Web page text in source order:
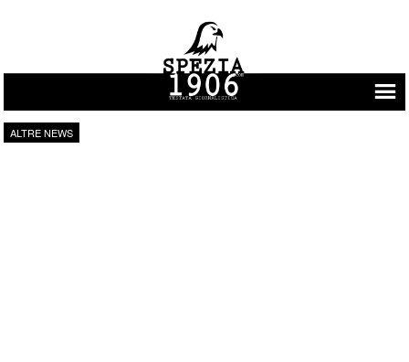
Vai al contenuto
ALTRE NEWS